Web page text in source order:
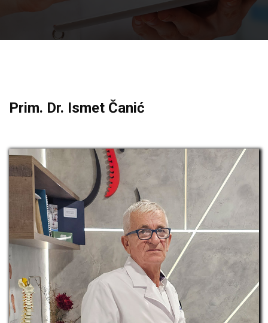
Prim. Dr. Ismet Čanić